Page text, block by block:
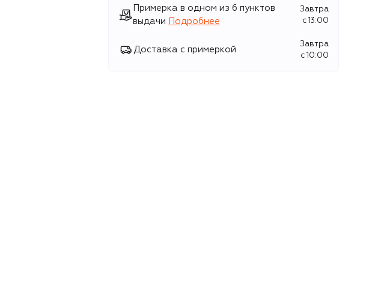
Примерка в одном из 6 пунктов
выдачи
Подробнее
Завтра
c 13:00
Доставка с примеркой
Завтра
c 10:00